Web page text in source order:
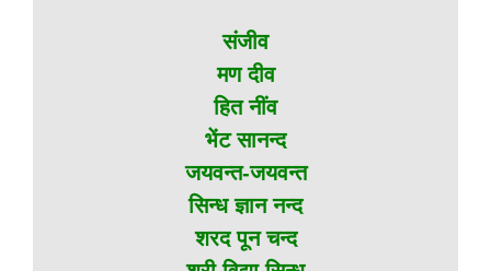
संजीव
मण दीव
हित नींव
भेंट सानन्द
जयवन्त-जयवन्त
सिन्ध ज्ञान नन्द
शरद पून चन्द